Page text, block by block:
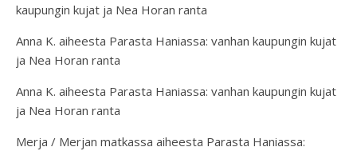
kaupungin kujat ja Nea Horan ranta
Anna K. aiheesta Parasta Haniassa: vanhan kaupungin kujat
ja Nea Horan ranta
Anna K. aiheesta Parasta Haniassa: vanhan kaupungin kujat
ja Nea Horan ranta
Merja / Merjan matkassa aiheesta Parasta Haniassa: